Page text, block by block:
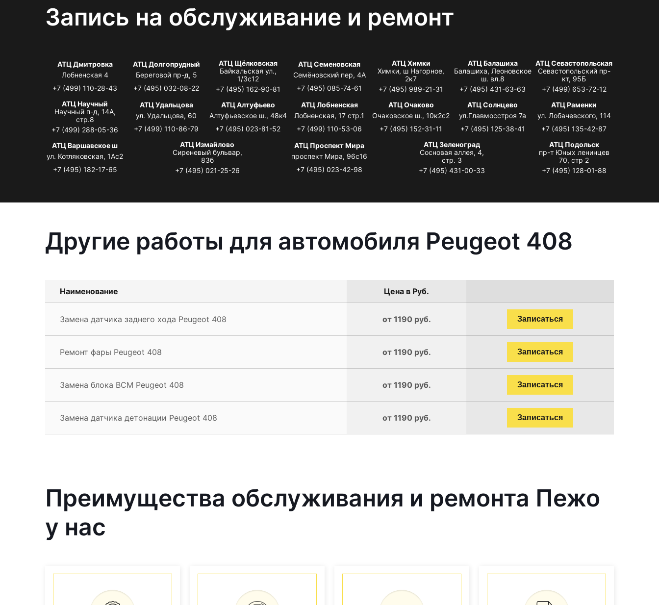
Запись на обслуживание и ремонт
АТЦ Дмитровка
Лобненская 4
+7 (499) 110-28-43
АТЦ Долгопрудный
Береговой пр-д, 5
+7 (495) 032-08-22
АТЦ Щёлковская
Байкальская ул.,
1/3с12
+7 (495) 162-90-81
АТЦ Семеновская
Семёновский пер, 4А
+7 (495) 085-74-61
АТЦ Химки
Химки, ш Нагорное,
2к7
+7 (495) 989-21-31
АТЦ Балашиха
Балашиха, Леоновское
ш. вл.8
+7 (495) 431-63-63
АТЦ Севастопольская
Севастопольский пр-
кт, 95Б
+7 (499) 653-72-12
АТЦ Научный
Научный п-д, 14А,
стр.8
+7 (499) 288-05-36
АТЦ Удальцова
ул. Удальцова, 60
+7 (499) 110-86-79
АТЦ Алтуфьево
Алтуфьевское ш., 48к4
+7 (495) 023-81-52
АТЦ Лобненская
Лобненская, 17 стр.1
+7 (499) 110-53-06
АТЦ Очаково
Очаковское ш., 10к2с2
+7 (495) 152-31-11
АТЦ Солнцево
ул.Главмосстроя 7а
+7 (495) 125-38-41
АТЦ Раменки
ул. Лобачевского, 114
+7 (495) 135-42-87
АТЦ Варшавское ш
ул. Котляковская, 1Ас2
+7 (495) 182-17-65
АТЦ Измайлово
Сиреневый бульвар,
83б
+7 (495) 021-25-26
АТЦ Проспект Мира
проспект Мира, 96с16
+7 (495) 023-42-98
АТЦ Зеленоград
Сосновая аллея, 4,
стр. 3
+7 (495) 431-00-33
АТЦ Подольск
пр-т Юных ленинцев
70, стр 2
+7 (495) 128-01-88
Другие работы для автомобиля Peugeot 408
Наименование Цена в Руб.
Замена датчика заднего хода Peugeot 408 от 1190 руб. Записаться
Ремонт фары Peugeot 408 от 1190 руб. Записаться
Замена блока BCM Peugeot 408 от 1190 руб. Записаться
Замена датчика детонации Peugeot 408 от 1190 руб. Записаться
Преимущества обслуживания и ремонта Пежо
у нас